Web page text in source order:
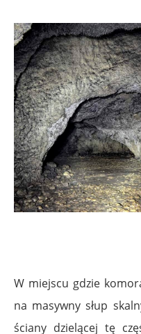
W miejscu gdzie
na masywny słup
ściany dzielącej tę